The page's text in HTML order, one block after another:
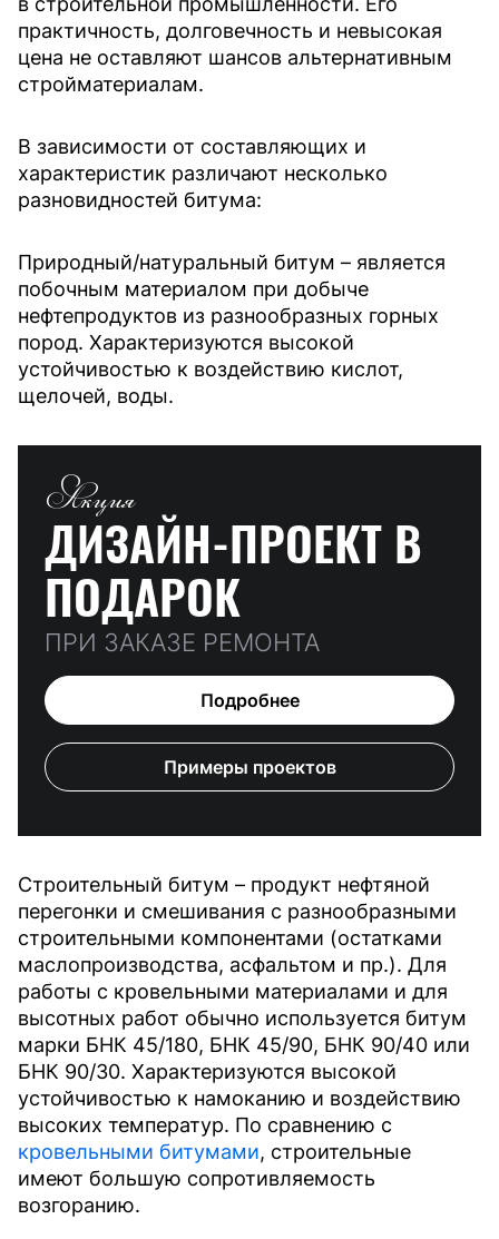
практичность, долговечность и невысокая
цена не оставляют шансов альтернативным
стройматериалам.
В зависимости от составляющих и
характеристик различают несколько
разновидностей битума:
Природный/натуральный битум – является
побочным материалом при добыче
нефтепродуктов из разнообразных горных
пород. Характеризуются высокой
устойчивостью к воздействию кислот,
щелочей, воды.
Акция
ДИЗАЙН-ПРОЕКТ В
ПОДАРОК
ПРИ ЗАКАЗЕ РЕМОНТА
Подробнее
Примеры проектов
Строительный битум – продукт нефтяной
перегонки и смешивания с разнообразными
строительными компонентами (остатками
маслопроизводства, асфальтом и пр.). Для
работы с кровельными материалами и для
высотных работ обычно используется битум
марки БНК 45/180, БНК 45/90, БНК 90/40 или
БНК 90/30. Характеризуются высокой
устойчивостью к намоканию и воздействию
высоких температур. По сравнению с
кровельными битумами, строительные
имеют большую сопротивляемость
возгоранию.